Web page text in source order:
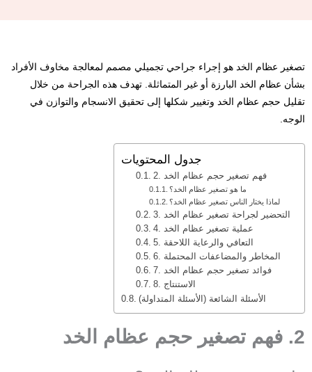
تصغير عظام الخد هو إجراء جراحي تجميلي مصمم لمعالجة مخاوف الأفراد
بشأن عظام الخد البارزة أو غير المتماثلة. تهدف هذه الجراحة من خلال
تقليل حجم عظام الخد وتغيير شكلها إلى تحقيق الانسجام والتوازن في
الوجه.
جدول المحتويات
2. فهم تصغير حجم عظام الخد
ما هو تصغير عظام الخد؟
لماذا يختار الناس تصغير عظام الخد؟
3. التحضير لجراحة تصغير عظام الخد
4. عملية تصغير عظام الخد
5. التعافي والرعاية اللاحقة
6. المخاطر والمضاعفات المحتملة
7. فوائد تصغير حجم عظام الخد
8. الاستنتاج
الأسئلة الشائعة (الأسئلة المتداولة)
2. فهم تصغير حجم عظام الخد